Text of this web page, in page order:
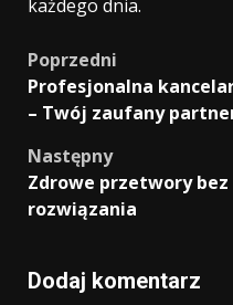
każdego dnia.
Zobacz
wpisy
Poprzedni
Profesjonalna
– Twój zaufany
Następny
Zdrowe przetwory
rozwiązania
Dodaj komentarz